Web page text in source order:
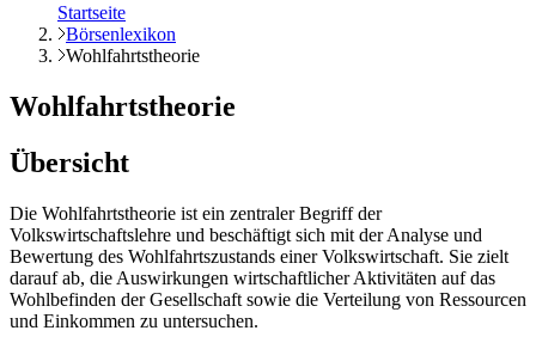
Startseite
Börsenlexikon
Wohlfahrtstheorie
Wohlfahrtstheorie
Übersicht
Die Wohlfahrtstheorie ist ein zentraler Begriff der
Volkswirtschaftslehre und beschäftigt sich mit der Analyse und
Bewertung des Wohlfahrtszustands einer Volkswirtschaft. Sie zielt
darauf ab, die Auswirkungen wirtschaftlicher Aktivitäten auf das
Wohlbefinden der Gesellschaft sowie die Verteilung von Ressourcen
und Einkommen zu untersuchen.